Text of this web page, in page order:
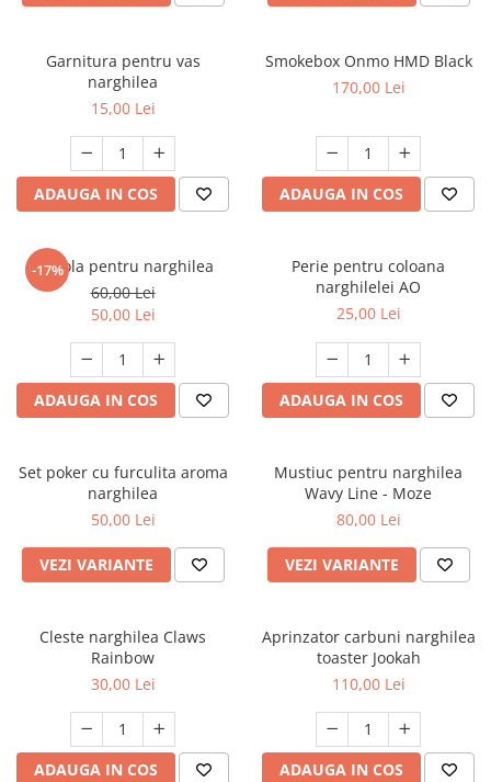
Garnitura pentru vas
narghilea
15,00 Lei
ADAUGA IN COS
Smokebox Onmo HMD Black
170,00 Lei
ADAUGA IN COS
-17%
Cupola pentru narghilea
60,00 Lei
50,00 Lei
ADAUGA IN COS
Perie pentru coloana
narghilelei AO
25,00 Lei
ADAUGA IN COS
Set poker cu furculita aroma
narghilea
50,00 Lei
VEZI VARIANTE
Mustiuc pentru narghilea
Wavy Line - Moze
80,00 Lei
VEZI VARIANTE
Cleste narghilea Claws
Rainbow
30,00 Lei
ADAUGA IN COS
Aprinzator carbuni narghilea
toaster Jookah
110,00 Lei
ADAUGA IN COS